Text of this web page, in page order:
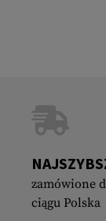
zamówione
ciągu Polska